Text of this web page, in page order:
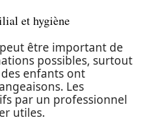
et hygiène
être important de
possibles, surtout
enfants ont
Les
par un professionnel
utiles.